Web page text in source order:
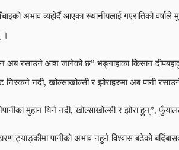
अभाव व्यहोर्दै आएका स्थानीयलाई गएरातिको
।
अब रसाउने आश जागेको छ” भङ्गाहाका किसान
नदी, खोल्साखोल्सी र झोराहरुमा अब पानी
मुहान यिनै नदी, खोल्साखोल्सी र झोरा हुन्”,
ट्याङ्कीमा पानीको अभाव नहुने विश्वास बढेको